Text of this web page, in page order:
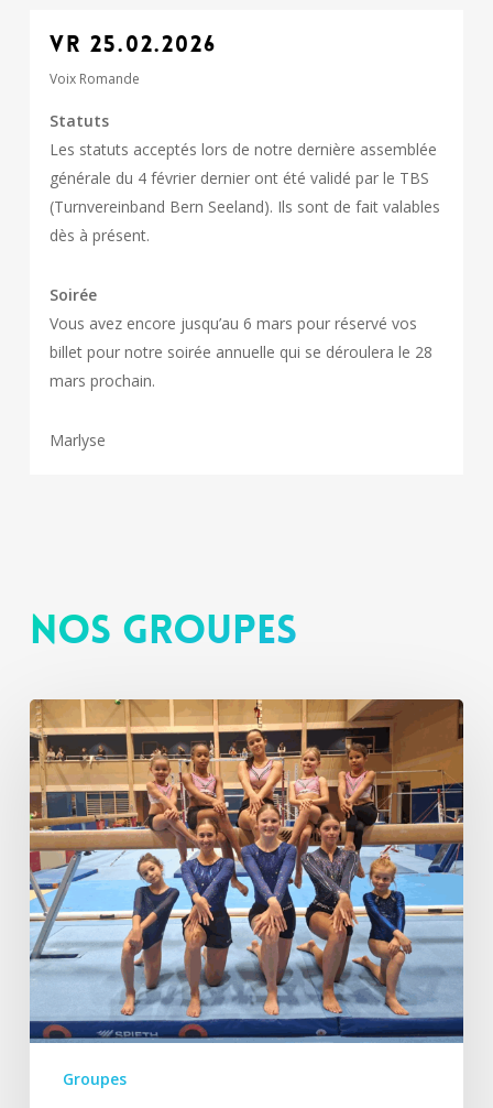
VR 25.02.2026
Voix Romande
Statuts
Les statuts acceptés lors de notre dernière assemblée
générale du 4 février dernier ont été validé par le TBS
(Turnvereinband Bern Seeland). Ils sont de fait valables
dès à présent.
Soirée
Vous avez encore jusqu’au 6 mars pour réservé vos
billet pour notre soirée annuelle qui se déroulera le 28
mars prochain.
Marlyse
Nos groupes
Gymnastique
artistique
féminine
Groupes